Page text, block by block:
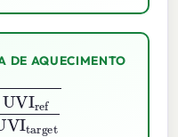
DE AQUECIMENTO
target